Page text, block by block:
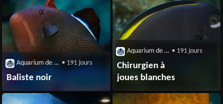
Aquarium de Biarrtiz • 191 jours
Baliste noir
Aquarium de Biarrtiz • 191 jours
Chirurgien à
joues blanches